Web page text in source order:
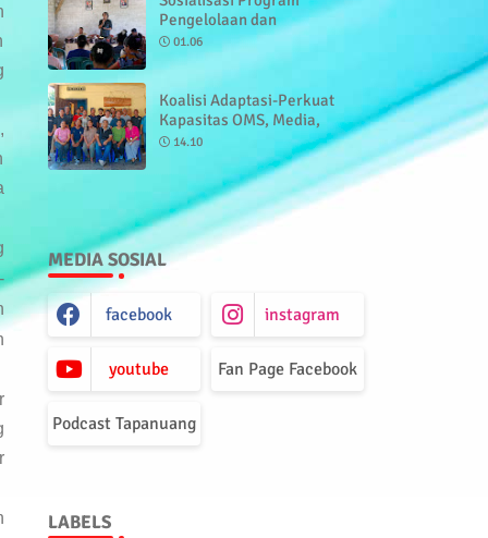
di Kupang
Pengelolaan dan
Pemanfaatan Ruang Hidup
Masyarakat Adat Tanggedu
Secara Mandiri dan
Berkelanjutan
01.06
Koalisi Adaptasi-Perkuat
Kapasitas OMS, Media,
Akdemisi dan Pemuda
Sumba Timur Untuk
Amplifikasi Isu Perubahan
Iklim
14.10
MEDIA SOSIAL
facebook instagram
youtube Fan Page Facebook
Podcast Tapanuang
LABELS